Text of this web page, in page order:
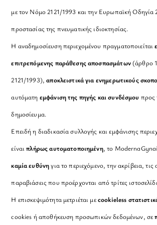
με τον Νόμο 2121/1993 και την Ευρωπαϊκή
προστασίας της πνευματικής ιδιοκτησίας.
Η αναδημοσίευση περιεχομένου πραγματοποιείται
επιτρεπόμενης παράθεσης αποσπασμάτων(άρθρο
2121/1993), αποκλειστικά για ενημερωτικούς
αυτόματη εμφάνιση της πηγής και συνδέσμου προς
δημοσίευμα.
Επειδή η διαδικασία συλλογής και εμφάνισης
είναιπλήρως αυτοματοποιημένη, το
καμία ευθύνηγια το περιεχόμενο, την ακρίβεια,
παραβιάσεις που προέρχονται από τρίτες
Η επισκεψιμότητα μετριέται μεcookieless
cookies ή αποθήκευση προσωπικών δεδομένων, σε